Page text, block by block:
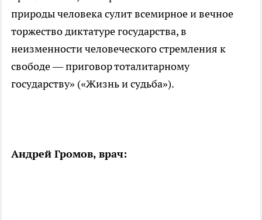
природы человека сулит всемирное и вечное
торжество диктатуре государства, в
неизменности человеческого стремления к
свободе — приговор тоталитарному
государству» («Жизнь и судьба»).
Андрей Громов, врач: